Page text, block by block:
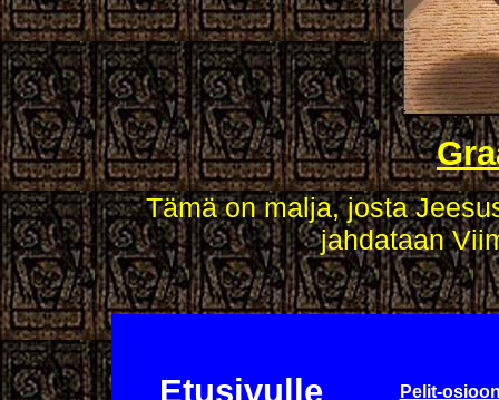
Tämä on malja, josta
jahdataan
Etusivulle Pelit-